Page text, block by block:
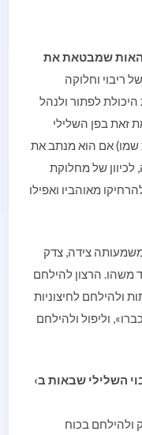
האות שמבטאת את
ריבוי וחלוקה
היכולת לפתור ולנהל
זאת בפן השלילי
שמו) אם הוא מנתב את
לכיוון של מחלוקת
מאוהביו ואפילו
צידה, צדק
משהו. הרצון להילחם
ולהילחם לחיצוניות
וליפול ולהילחם
השלילי שבאות ב›
ולהילחם בכוח